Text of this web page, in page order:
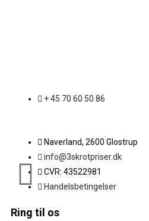
+ 45 70 60 50 86
Naverland, 2600 Glostrup
info@3skrotpriser.dk
CVR: 43522981
Handelsbetingelser
Ring til os